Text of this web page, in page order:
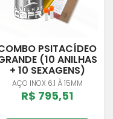
PSITACÍDEO
(10 ANILHAS
+ 10 SEXAGENS)
AÇO INOX 6.1 À 15MM
R$ 795,51